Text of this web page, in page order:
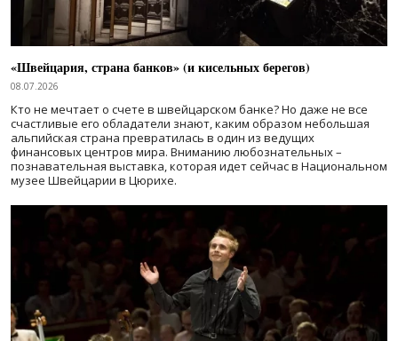
«Швейцария, страна банков» (и кисельных берегов)
08.07.2026
Кто не мечтает о счете в швейцарском банке? Но даже не все
счастливые его обладатели знают, каким образом небольшая
альпийская страна превратилась в один из ведущих
финансовых центров мира. Вниманию любознательных –
познавательная выставка, которая идет сейчас в Национальном
музее Швейцарии в Цюрихе.